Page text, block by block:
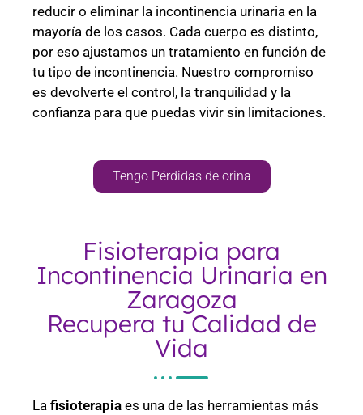
reducir o eliminar la incontinencia urinaria en la
mayoría de los casos. Cada cuerpo es distinto,
por eso ajustamos un tratamiento en función de
tu tipo de incontinencia. Nuestro compromiso
es devolverte el control, la tranquilidad y la
confianza para que puedas vivir sin limitaciones.
Tengo Pérdidas de orina
Fisioterapia para
Incontinencia Urinaria en
Zaragoza
Recupera tu Calidad de
Vida
La fisioterapia es una de las herramientas más